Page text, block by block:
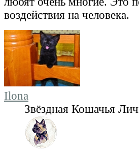
воздействия на человека.
Ilona
Звёздная Кошачья